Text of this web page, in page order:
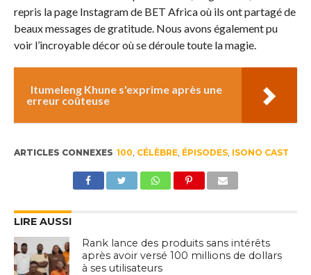
repris la page Instagram de BET Africa où ils ont partagé de
beaux messages de gratitude. Nous avons également pu
voir l’incroyable décor où se déroule toute la magie.
Itumeleng Khune s'exprime après une
erreur coûteuse
ARTICLES CONNEXES 100 CÉLÈBRE, ÉPISODES, ISONO CAST
LIRE AUSSI
Rank lance des produits sans intérêts
après avoir versé 100 millions de dollars
à ses utilisateurs